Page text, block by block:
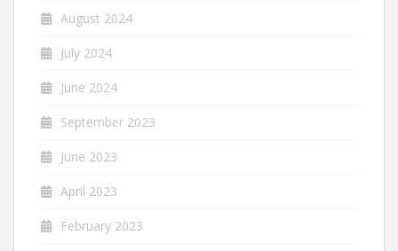
August 2024
July 2024
June 2024
September 2023
June 2023
April 2023
February 2023